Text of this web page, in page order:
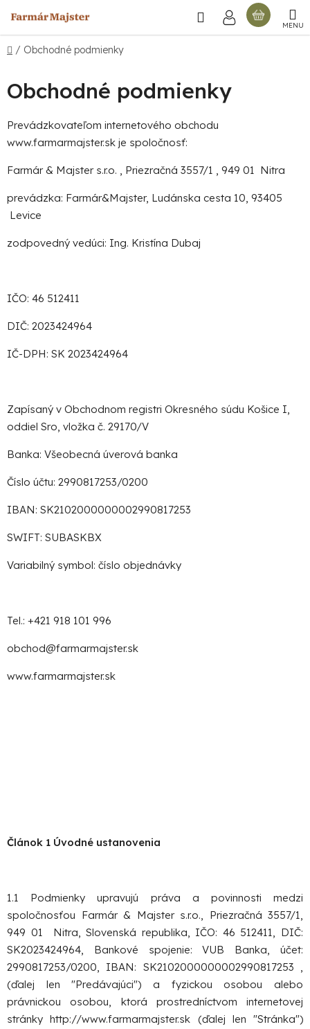
na
obsah
Hľadať
Domov
/ Obchodné podmienky
Obchodné podmienky
Prevádzkovateľom internetového obchodu
www.farmarmajster.sk je spoločnosť:
Farmár & Majster s.r.o. , Priezračná 3557/1 , 949 01 Nitra
prevádzka: Farmár&Majster, Ludánska cesta 10, 93405
Levice
zodpovedný vedúci: Ing. Kristína Dubaj
IČO: 46 512411
DIČ: 2023424964
IČ-DPH: SK 2023424964
Zapísaný v Obchodnom registri Okresného súdu Košice I,
oddiel Sro, vložka č. 29170/V
Banka: Všeobecná úverová banka
Číslo účtu: 2990817253/0200
IBAN: SK2102000000002990817253
SWIFT: SUBASKBX
Variabilný symbol: číslo objednávky
Tel.: +421 918 101 996
obchod@farmarmajster.sk
www.farmarmajster.sk
Článok 1 Úvodné ustanovenia
1.1 Podmienky upravujú práva a povinnosti medzi
spoločnosťou Farmár & Majster s.r.o., Priezračná 3557/1,
949 01 Nitra, Slovenská republika, IČO: 46 512411, DIČ:
SK2023424964, Bankové spojenie: VUB Banka, účet:
2990817253/0200, IBAN: SK2102000000002990817253 ,
(ďalej len "Predávajúci") a fyzickou osobou alebo
právnickou osobou, ktorá prostredníctvom internetovej
stránky http://www.farmarmajster.sk (ďalej len "Stránka")